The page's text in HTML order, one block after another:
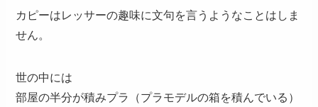
カピーはレッサーの趣味に文句を言うようなことはしま
せん。
世の中には
部屋の半分が積みプラ（プラモデルの箱を積んでいる）